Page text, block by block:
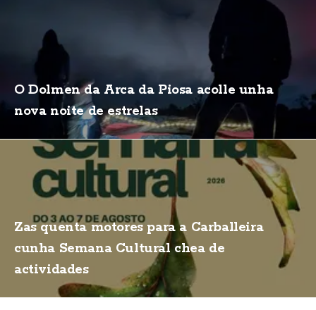
O Dolmen da Arca da Piosa acolle unha
nova noite de estrelas
Zas quenta motores para a Carballeira
cunha Semana Cultural chea de
actividades